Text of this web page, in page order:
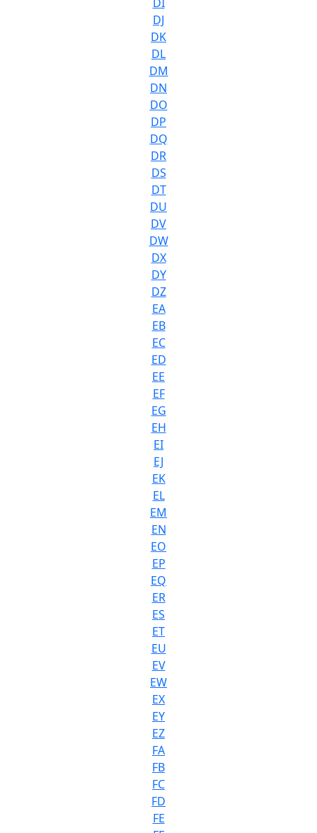
DJ
DK
DL
DM
DN
DO
DP
DQ
DR
DS
DT
DU
DV
DW
DX
DY
DZ
EA
EB
EC
ED
EE
EF
EG
EH
EI
EJ
EK
EL
EM
EN
EO
EP
EQ
ER
ES
ET
EU
EV
EW
EX
EY
EZ
FA
FB
FC
FD
FE